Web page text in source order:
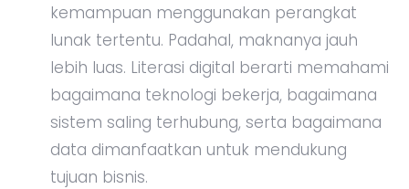
kemampuan menggunakan perangkat
lunak tertentu. Padahal, maknanya jauh
lebih luas. Literasi digital berarti memahami
bagaimana teknologi bekerja, bagaimana
sistem saling terhubung, serta bagaimana
data dimanfaatkan untuk mendukung
tujuan bisnis.